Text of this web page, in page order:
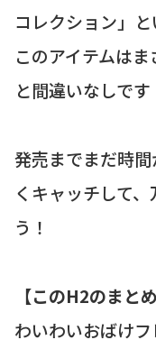
コレクション」と
このアイテムは
と間違いなしです
発売までまだ時
くキャッチして
う！
【このH2のまとめ
わいわいおばけ